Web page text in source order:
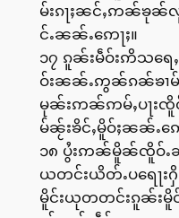
မ်းၵႃႈၼင်ႇဢၼ်ၶု
င်ႉၼၼ်ႉဢေႃႈ။
၁၇ ၵူၼ်းမဵဝ်းဢိသ
ဝ်းၼၼ်ႉဢွၼ်ၵၼ်ၶၢမ်ႇ
မုၼ်းဢၼ်ဢမ်ႇပႃး
မ်ၼႂ်းၶိင်ႇမိူဝ်ႈၼၼ်ႉဢေ
၁၈ ပွႆးဢၼ်မိူၼ်ၸိူဝ်ႉ
ယတင်းယိတ်ႉပရေႃး
မိူင်းယုတတင်းၵူၼ်း